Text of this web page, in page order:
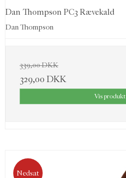
Dan Thompson PC3 Rævekald
Dan Thompson
339,00 DKK
329,00 DKK
Vis produkt
Nedsat